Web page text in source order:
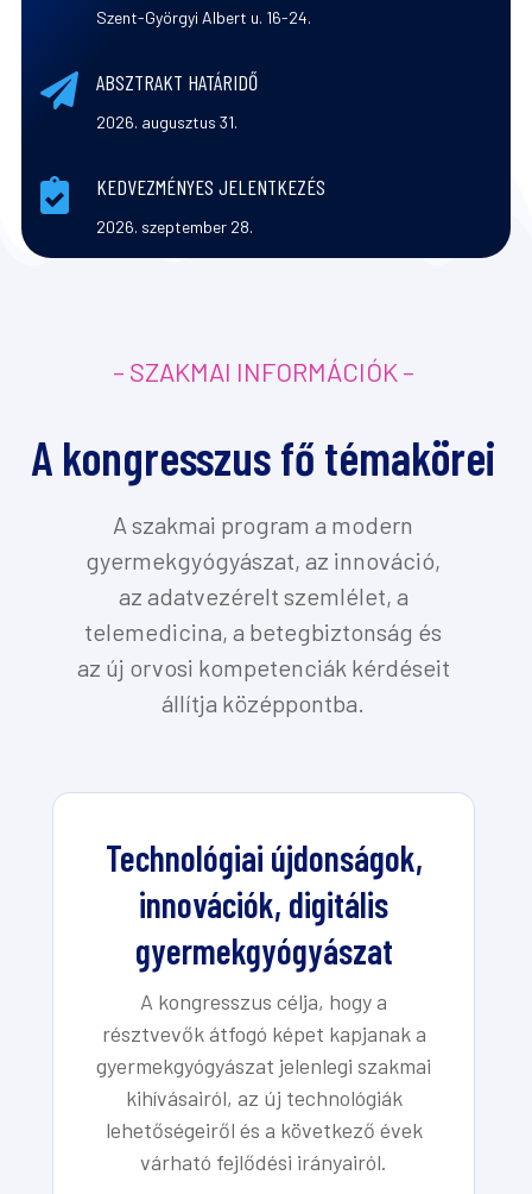
Szent-Györgyi Albert u. 16-24.
 ABSZTRAKT HATÁRIDŐ
2026. augusztus 31.
 KEDVEZMÉNYES JELENTKEZÉS
2026. szeptember 28.
– SZAKMAI INFORMÁCIÓK –
A kongresszus fő témakörei
A szakmai program a modern
gyermekgyógyászat, az innováció,
az adatvezérelt szemlélet, a
telemedicina, a betegbiztonság és
az új orvosi kompetenciák kérdéseit
állítja középpontba.
Technológiai újdonságok,
innovációk, digitális
gyermekgyógyászat
A kongresszus célja, hogy a
résztvevők átfogó képet kapjanak a
gyermekgyógyászat jelenlegi szakmai
kihívásairól, az új technológiák
lehetőségeiről és a következő évek
várható fejlődési irányairól.